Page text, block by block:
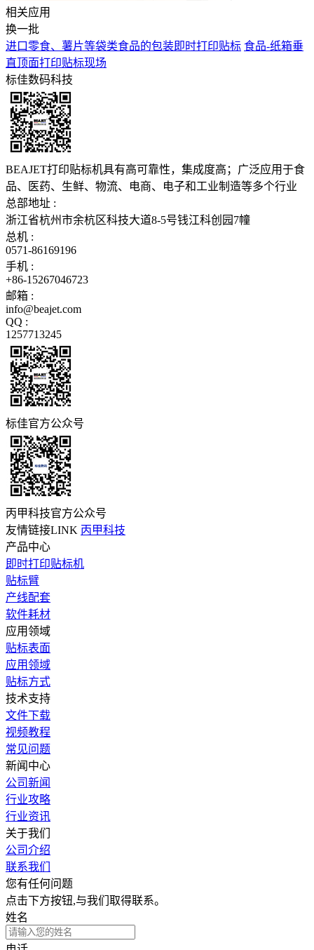
相关应用
换一批
进口零食、薯片等袋类食品的包装即时打印贴标 食品-纸箱垂
直顶面打印贴标现场
标佳数码科技
BEAJET打印贴标机具有高可靠性，集成度高；广泛应用于食
品、医药、生鲜、物流、电商、电子和工业制造等多个行业
总部地址 :
浙江省杭州市余杭区科技大道8-5号钱江科创园7幢
总机 :
0571-86169196
手机 :
+86-15267046723
邮箱 :
info@beajet.com
QQ :
1257713245
标佳官方公众号
丙甲科技官方公众号
友情链接LINK 丙甲科技
产品中心
即时打印贴标机
贴标臂
产线配套
软件耗材
应用领域
贴标表面
应用领域
贴标方式
技术支持
文件下载
视频教程
常见问题
新闻中心
公司新闻
行业攻略
行业资讯
关于我们
公司介绍
联系我们
您有任何问题
点击下方按钮,与我们取得联系。
姓名